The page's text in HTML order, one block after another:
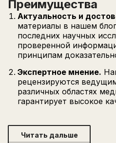
Преимущества
Актуальность и
материалы в нашем
последних научных
проверенной
принципам
Экспертное мнение.
рецензируются
различных областях
гарантирует высокое
Читать дальше